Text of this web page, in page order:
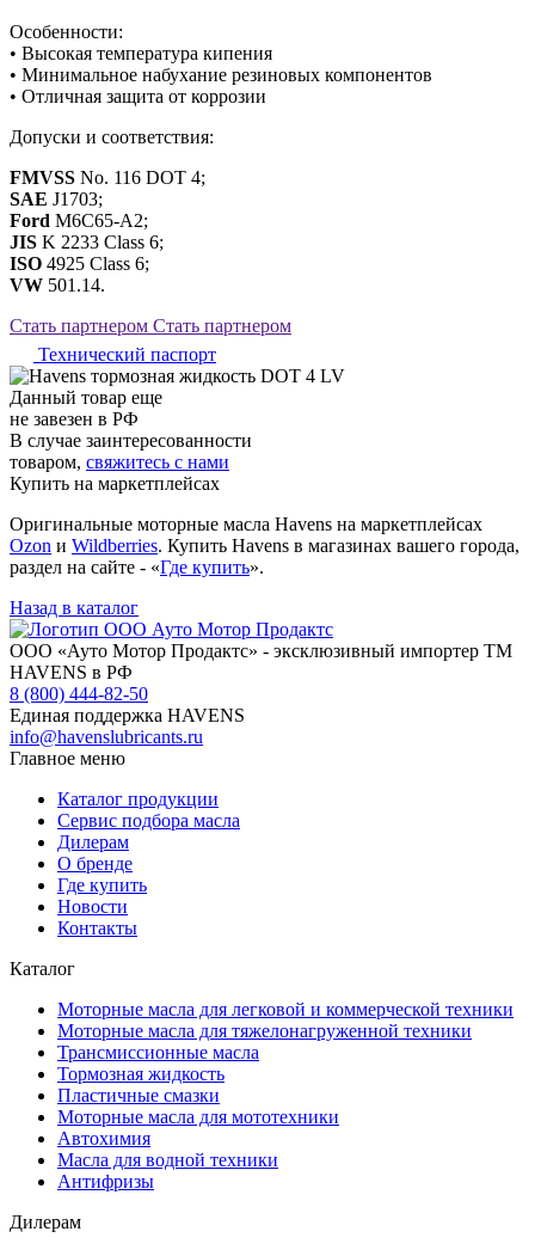
Особенности:
• Высокая температура кипения
• Минимальное набухание резиновых компонентов
• Отличная защита от коррозии
Допуски и соответствия:
FMVSS No. 116 DOT 4;
SAE J1703;
Ford M6C65-A2;
JIS K 2233 Class 6;
ISO 4925 Class 6;
VW 501.14.
Стать партнером Стать партнером
Технический паспорт
Данный товар еще
не завезен в РФ
В случае заинтересованности
товаром, свяжитесь с нами
Купить на маркетплейсах
Оригинальные моторные масла Havens на маркетплейсах
Ozon и Wildberries. Купить Havens в магазинах вашего города,
раздел на сайте - «Где купить».
Назад в каталог
ООО «Ауто Мотор Продактс» - эксклюзивный импортер ТМ
HAVENS в РФ
8 (800) 444-82-50
Единая поддержка HAVENS
info@havenslubricants.ru
Главное меню
Каталог продукции
Сервис подбора масла
Дилерам
О бренде
Где купить
Новости
Контакты
Каталог
Моторные масла для легковой и коммерческой техники
Моторные масла для тяжелонагруженной техники
Трансмиссионные масла
Тормозная жидкость
Пластичные смазки
Моторные масла для мототехники
Автохимия
Масла для водной техники
Антифризы
Дилерам